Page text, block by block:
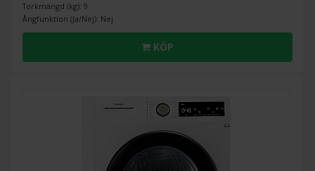
Torkmängd (kg): 9
Ångfunktion (Ja/Nej): Nej
KÖP